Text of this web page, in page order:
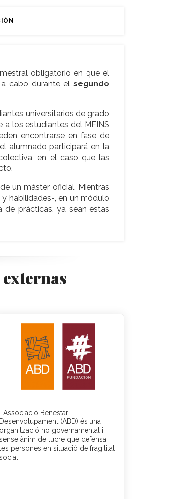
obligatorio en que el
a cabo durante elsegundo
universitarios de grado
los estudiantes del MEINS
encontrarse en fase de
alumnado participará en la
en el caso que las
un máster oficial. Mientras
habilidades-, en un módulo
de prácticas, ya sean estas
L’Associació Benestar i
Desenvolupament (ABD) és una
organització no governamental i
sense ànim de lucre que defensa
les persones en situació de fragilitat
social.